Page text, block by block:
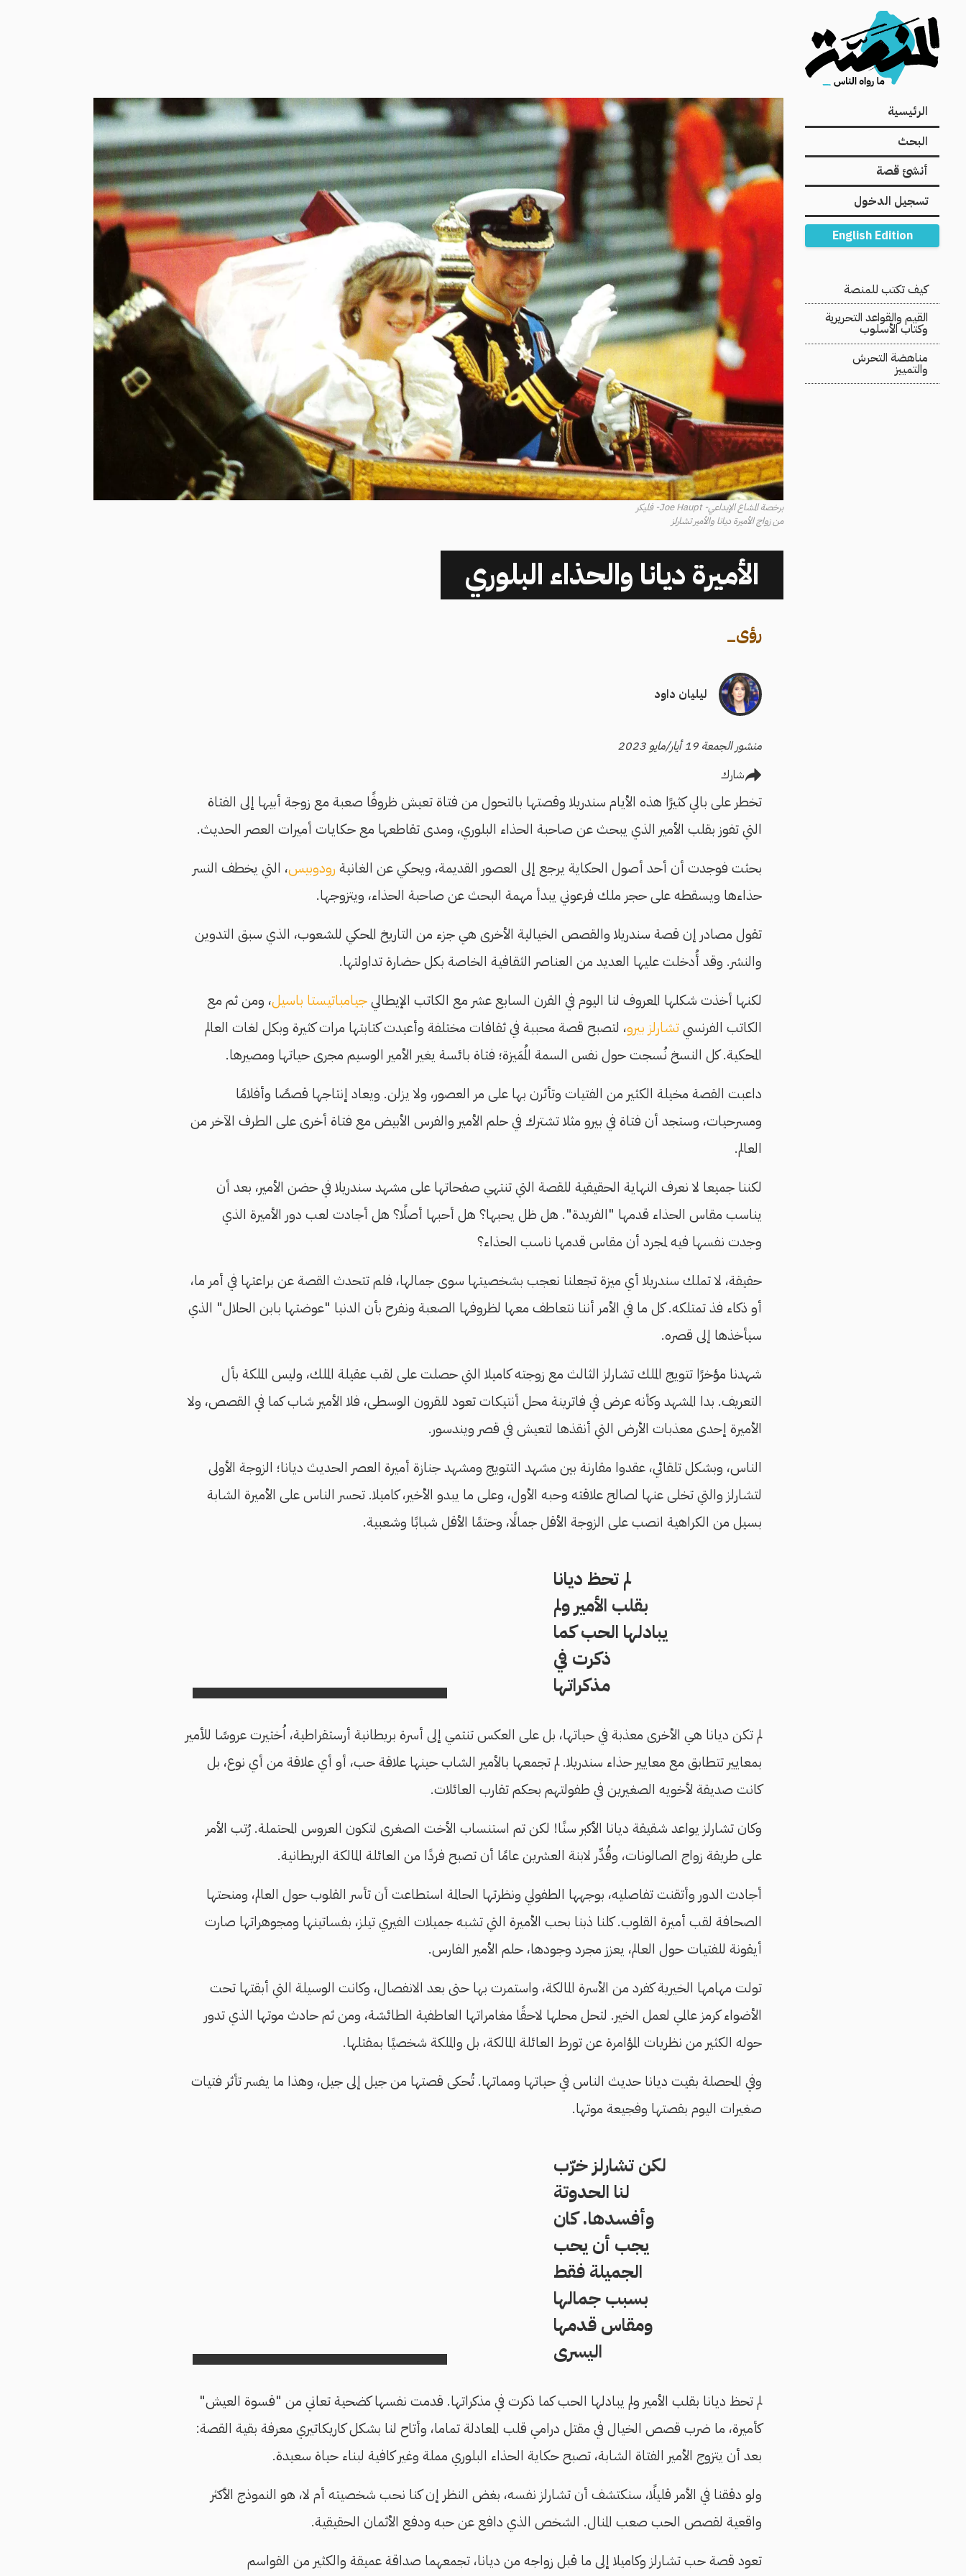
Main
navigation
الرئيسية
البحث
أنشئ قصة
تسجيل الدخول
English Edition
Secondary
Navigation
كيف تكتب للمنصة
القيم والقواعد التحريرية
وكتاب الأسلوب
مناهضة التحرش
والتمييز
برخصة المشاع الإبداعي- Joe Haupt- فليكر
من زواج الأميرة ديانا والأمير تشارلز
الأميرة ديانا والحذاء البلوري
رؤى_
ليليان داود
منشور الجمعة 19 أيار/مايو 2023
شارك
تخطر على بالي كثيرًا هذه الأيام سندريلا وقصتها بالتحول من فتاة تعيش ظروفًا صعبة مع زوجة أبيها إلى الفتاة
التي تفوز بقلب الأمير الذي يبحث عن صاحبة الحذاء البلوري، ومدى تقاطعها مع حكايات أميرات العصر الحديث.
بحثت فوجدت أن أحد أصول الحكاية يرجع إلى العصور القديمة، ويحكي عن الغانية رودوبيس، التي يخطف النسر
حذاءها ويسقطه على حجر ملك فرعوني يبدأ مهمة البحث عن صاحبة الحذاء، ويتزوجها.
تقول مصادر إن قصة سندريلا والقصص الخيالية الأخرى هي جزء من التاريخ المحكي للشعوب، الذي سبق التدوين
والنشر. وقد أُدخلت عليها العديد من العناصر الثقافية الخاصة بكل حضارة تداولتها.
لكنها أخذت شكلها المعروف لنا اليوم في القرن السابع عشر مع الكاتب الإيطاليجيامباتيستا باسيل، ومن ثم مع
الكاتب الفرنسيتشارلز بيرو، لتصبح قصة محببة في ثقافات مختلفة وأعيدت كتابتها مرات كثيرة وبكل لغات العالم
المحكية. كل النسخ نُسجت حول نفس السمة المُمَيزة؛ فتاة بائسة يغير الأمير الوسيم مجرى حياتها ومصيرها.
داعبت القصة مخيلة الكثير من الفتيات وتأثرن بها على مر العصور، ولا يزلن. ويعاد إنتاجها قصصًا وأفلامًا
ومسرحيات، وستجد أن فتاة في بيرو مثلا تشترك في حلم الأمير والفرس الأبيض مع فتاة أخرى على الطرف الآخر من
العالم.
لكننا جميعا لا نعرف النهاية الحقيقية للقصة التي تنتهي صفحاتها على مشهد سندريلا في حضن الأمير، بعد أن
يناسب مقاس الحذاء قدمها "الفريدة". هل ظل يحبها؟ هل أحبها أصلًا؟ هل أجادت لعب دور الأميرة الذي
وجدت نفسها فيه لمجرد أن مقاس قدمها ناسب الحذاء؟
حقيقة، لا تملك سندريلا أي ميزة تجعلنا نعجب بشخصيتها سوى جمالها، فلم تتحدث القصة عن براعتها في أمر ما،
أو ذكاء فذ تمتلكه. كل ما في الأمر أننا نتعاطف معها لظروفها الصعبة ونفرح بأن الدنيا "عوضتها بابن الحلال" الذي
سيأخذها إلى قصره.
شهدنا مؤخرًا تتويج الملك تشارلز الثالث مع زوجته كاميلا التي حصلت على لقب عقيلة الملك، وليس الملكة بأل
التعريف. بدا المشهد وكأنه عرض في فاترينة محل أنتيكات تعود للقرون الوسطى، فلا الأمير شاب كما في القصص، ولا
الأميرة إحدى معذبات الأرض التي أنقذها لتعيش في قصر ويندسور.
الناس، وبشكل تلقائي، عقدوا مقارنة بين مشهد التتويج ومشهد جنازة أميرة العصر الحديث ديانا؛ الزوجة الأولى
لتشارلز والتي تخلى عنها لصالح علاقته وحبه الأول، وعلى ما يبدو الأخير، كاميلا. تحسر الناس على الأميرة الشابة
بسيل من الكراهية انصب على الزوجة الأقل جمالًا، وحتمًا الأقل شبابًا وشعبية.
لم تحظ ديانا
بقلب الأمير ولم
يبادلها الحب كما
ذكرت في
مذكراتها
لم تكن ديانا هي الأخرى معذبة في حياتها، بل على العكس تنتمي إلى أسرة بريطانية أرستقراطية، اُختيرت عروسًا للأمير
بمعايير تتطابق مع معايير حذاء سندريلا. لم تجمعها بالأمير الشاب حينها علاقة حب، أو أي علاقة من أي نوع، بل
كانت صديقة لأخويه الصغيرين في طفولتهم بحكم تقارب العائلات.
وكان تشارلز يواعد شقيقة ديانا الأكبر سنًا! لكن تم استنساب الأخت الصغرى لتكون العروس المحتملة. رُتب الأمر
على طريقة زواج الصالونات، وقُدِّر لابنة العشرين عامًا أن تصبح فردًا من العائلة المالكة البريطانية.
أجادت الدور وأتقنت تفاصليه، بوجهها الطفولي ونظرتها الحالمة استطاعت أن تأسر القلوب حول العالم، ومنحتها
الصحافة لقب أميرة القلوب. كلنا ذبنا بحب الأميرة التي تشبه جميلات الفيري تيلز، بفساتينها ومجوهراتها صارت
أيقونة للفتيات حول العالم، يعزز مجرد وجودها، حلم الأمير الفارس.
تولت مهامها الخيرية كفرد من الأسرة المالكة، واستمرت بها حتى بعد الانفصال، وكانت الوسيلة التي أبقتها تحت
الأضواء كرمز عالمي لعمل الخير. لتحل محلها لاحقًا مغامراتها العاطفية الطائشة، ومن ثم حادث موتها الذي تدور
حوله الكثير من نظريات المؤامرة عن تورط العائلة المالكة، بل والملكة شخصيًا بمقتلها.
وفي المحصلة بقيت ديانا حديث الناس في حياتها ومماتها. تُحكى قصتها من جيل إلى جيل، وهذا ما يفسر تأثر فتيات
صغيرات اليوم بقصتها وفجيعة موتها.
لكن تشارلز خرّب
لنا الحدوتة
وأفسدها. كان
يجب أن يحب
الجميلة فقط
بسبب جمالها
ومقاس قدمها
اليسرى
لم تحظ ديانا بقلب الأمير ولم يبادلها الحب كما ذكرت في مذكراتها. قدمت نفسها كضحية تعاني من "قسوة العيش"
كأميرة، ما ضرب قصص الخيال في مقتل درامي قلب المعادلة تماما، وأتاح لنا بشكل كاريكاتيري معرفة بقية القصة:
بعد أن يتزوج الأمير الفتاة الشابة، تصبح حكاية الحذاء البلوري مملة وغير كافية لبناء حياة سعيدة.
ولو دققنا في الأمر قليلًا، سنكتشف أن تشارلز نفسه، بغض النظر إن كنا نحب شخصيته أم لا، هو النموذج الأكثر
واقعية لقصص الحب صعب المنال. الشخص الذي دافع عن حبه ودفع الأثمان الحقيقية.
تعود قصة حب تشارلز وكاميلا إلى ما قبل زواجه من ديانا، تجمعهما صداقة عميقة والكثير من القواسم